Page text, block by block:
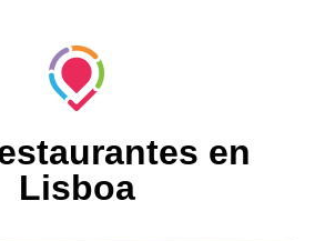
en
Lisboa